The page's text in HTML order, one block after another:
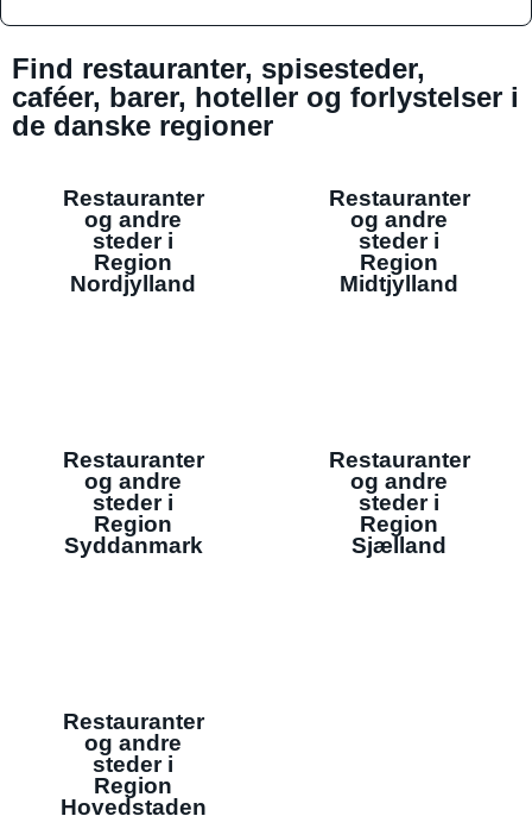
Find restauranter, spisesteder,
caféer, barer, hoteller og forlystelser i
de danske regioner
Restauranter
og andre
steder i
Region
Nordjylland
Restauranter
og andre
steder i
Region
Midtjylland
Restauranter
og andre
steder i
Region
Syddanmark
Restauranter
og andre
steder i
Region
Sjælland
Restauranter
og andre
steder i
Region
Hovedstaden